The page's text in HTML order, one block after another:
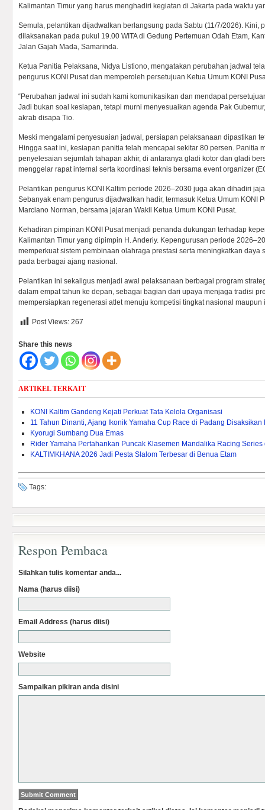
Kalimantan Timur yang harus menghadiri kegiatan di Jakarta pada waktu
Semula, pelantikan dijadwalkan berlangsung pada Sabtu (11/7/2026). Kini,
dilaksanakan pada pukul 19.00 WITA di Gedung Pertemuan Odah Etam,
Jalan Gajah Mada, Samarinda.
Ketua Panitia Pelaksana, Nidya Listiono, mengatakan perubahan jadwal
pengurus KONI Pusat dan memperoleh persetujuan Ketua Umum KONI
“Perubahan jadwal ini sudah kami komunikasikan dan mendapat
Jadi bukan soal kesiapan, tetapi murni menyesuaikan agenda Pak
akrab disapa Tio.
Meski mengalami penyesuaian jadwal, persiapan pelaksanaan dipastikan
Hingga saat ini, kesiapan panitia telah mencapai sekitar 80 persen. Panitia
penyelesaian sejumlah tahapan akhir, di antaranya gladi kotor dan gladi
menggelar rapat internal serta koordinasi teknis bersama event organizer
Pelantikan pengurus KONI Kaltim periode 2026–2030 juga akan dihadiri
Sebanyak enam pengurus dijadwalkan hadir, termasuk Ketua Umum KONI
Marciano Norman, bersama jajaran Wakil Ketua Umum KONI Pusat.
Kehadiran pimpinan KONI Pusat menjadi penanda dukungan terhadap
Kalimantan Timur yang dipimpin H. Anderiy. Kepengurusan periode
memperkuat sistem pembinaan olahraga prestasi serta meningkatkan daya
pada berbagai ajang nasional.
Pelantikan ini sekaligus menjadi awal pelaksanaan berbagai program
dalam empat tahun ke depan, sebagai bagian dari upaya menjaga tradisi
mempersiapkan regenerasi atlet menuju kompetisi tingkat nasional maupun
Post Views: 267
Share this news
ARTIKEL TERKAIT
KONI Kaltim Gandeng Kejati Perkuat Tata Kelola Organisasi
11 Tahun Dinanti, Ajang Ikonik Yamaha Cup Race di Padang
Kyorugi Sumbang Dua Emas
Rider Yamaha Pertahankan Puncak Klasemen Mandalika Racing
KALTIMKHANA 2026 Jadi Pesta Slalom Terbesar di Benua Etam
Tags:
Respon Pembaca
Silahkan tulis komentar anda...
Nama (harus diisi)
Email Address (harus diisi)
Website
Sampaikan pikiran anda disini